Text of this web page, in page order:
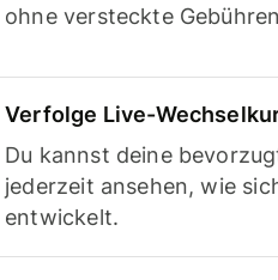
ohne versteckte
Verfolge Live-
Du kannst deine
jederzeit ansehen, wie
entwickelt.